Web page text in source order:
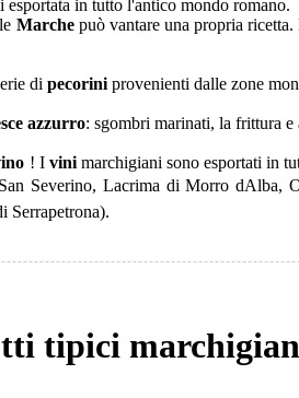
esportata in tutto l'antico mondo romano.
Marchepuò vantare una propria
di pecorini provenienti dalle zone
azzurro: sgombri marinati, la frittura
! I vinimarchigiani sono esportati in
Severino, Lacrima di Morro dAlba,
Serrapetrona).
tipici